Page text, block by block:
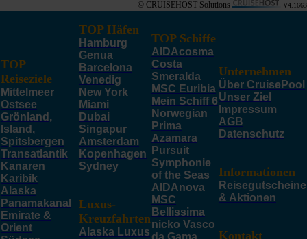
© CRUISEHOST Solutions V4.1663
TOP
Reiseziele
Mittelmeer
Ostsee
Grönland,
Island,
Spitsbergen
Transatlantik
Kanaren
Karibik
Alaska
Panamakanal
Emirate &
Orient
TOP Häfen
Hamburg
Genua
Barcelona
Venedig
New York
Miami
Dubai
Singapur
Amsterdam
Kopenhagen
Sydney
Luxus-
Kreuzfahrten
Alaska Luxus
TOP Schiffe
AIDAcosma
Costa
Smeralda
MSC Euribia
Mein Schiff 6
Norwegian
Prima
Azamara
Pursuit
Symphonie
of the Seas
AIDAnova
MSC
Bellissima
nicko Vasco
Unternehmen
Über CruisePool
Unser Ziel
Impressum
AGB
Datenschutz
Informationen
Reisegutscheine
& Aktionen
Kontakt